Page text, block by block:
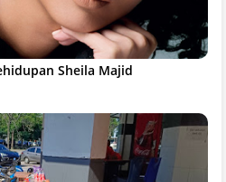
Sheila Majid